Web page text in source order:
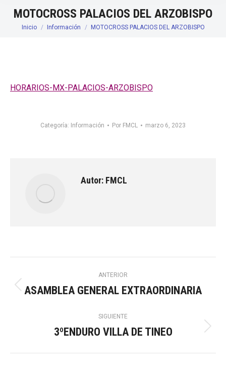
MOTOCROSS PALACIOS DEL ARZOBISPO
Estás aquí:
Inicio Información MOTOCROSS PALACIOS DEL ARZOBISPO
HORARIOS-MX-PALACIOS-ARZOBISPO
Categoría: Información Por FMCL marzo 6, 2023
Autor: FMCL
Navegación
entre
publicaciones
ANTERIOR
Publicación
ASAMBLEA GENERAL EXTRAORDINARIA
SIGUIENTE
Publicación
3ºENDURO VILLA DE TINEO